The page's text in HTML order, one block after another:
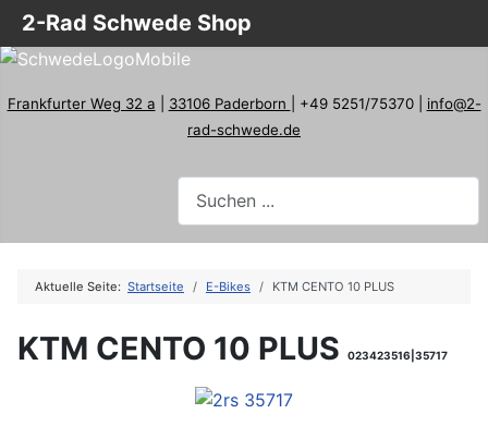
Frankfurter Weg 32 a 33106 Paderborn | +49 5251/75370 | info@2-
rad-schwede.de
Aktuelle Seite: Startseite E-Bikes KTM CENTO 10 PLUS
KTM CENTO 10 PLUS 023423516|35717
2-Rad Schwede Shop